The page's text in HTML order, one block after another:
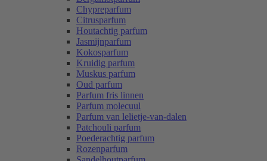
Chypreparfum
Citrusparfum
Houtachtig parfum
Jasmijnparfum
Kokosparfum
Kruidig parfum
Muskus parfum
Oud parfum
Parfum fris linnen
Parfum molecuul
Parfum van lelietje-van-dalen
Patchouli parfum
Poederachtig parfum
Rozenparfum